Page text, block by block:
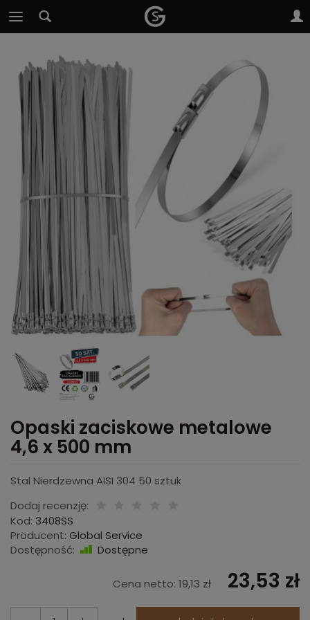
Opaski zaciskowe metalowe
4,6 x 500 mm
Stal Nierdzewna AISI 304 50 sztuk
Dodaj recenzję:
Kod: 3408SS
Producent: Global Service
Dostępność:
Dostępne
Cena netto: 19,13 zł 23,53 zł